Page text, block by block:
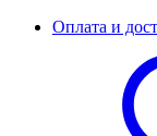
Оплата и